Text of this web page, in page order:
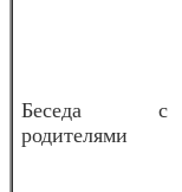
Беседа с
родителями